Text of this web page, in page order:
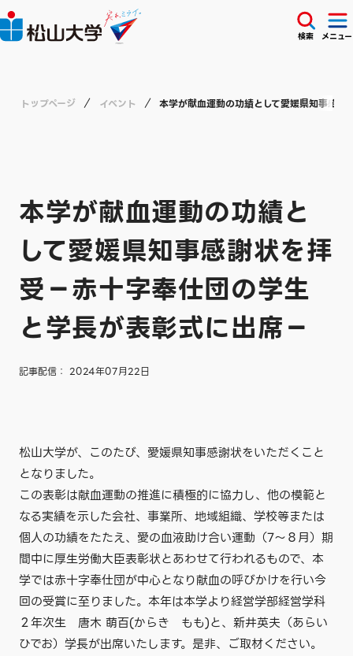
検索 メニュー
トップページ イベント 本学が献血運動の功績として愛媛県知事感
本学が献血運動の功績と
して愛媛県知事感謝状を拝
受－赤十字奉仕団の学生
と学長が表彰式に出席－
記事配信： 2024年07月22日
松山大学が、このたび、愛媛県知事感謝状をいただくこと
となりました。
この表彰は献血運動の推進に積極的に協力し、他の模範と
なる実績を示した会社、事業所、地域組織、学校等または
個人の功績をたたえ、愛の血液助け合い運動（7～８月）期
間中に厚生労働大臣表彰状とあわせて行われるもので、本
学では赤十字奉仕団が中心となり献血の呼びかけを行い今
回の受賞に至りました。本年は本学より経営学部経営学科
２年次生 唐木 萌百(からき もも)と、新井英夫（あらい
ひでお）学長が出席いたします。是非、ご取材ください。